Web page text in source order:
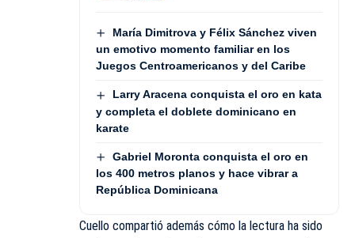
María Dimitrova y Félix Sánchez viven
un emotivo momento familiar en los
Juegos Centroamericanos y del Caribe
Larry Aracena conquista el oro en kata
y completa el doblete dominicano en
karate
Gabriel Moronta conquista el oro en
los 400 metros planos y hace vibrar a
República Dominicana
Cuello compartió además cómo la lectura ha sido